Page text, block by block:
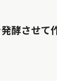
酵させて